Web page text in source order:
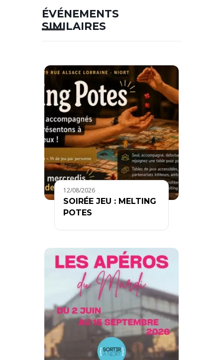
ÉVÉNEMENTS
SIMILAIRES
12/08/2026
SOIRÉE JEU : MELTING
POTES